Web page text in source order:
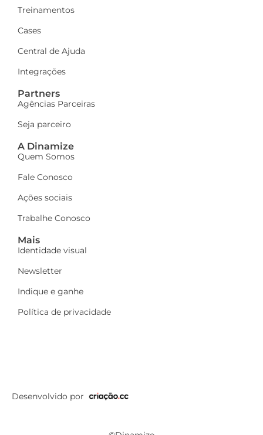
Treinamentos
Cases
Central de Ajuda
Integrações
Partners
Agências Parceiras
Seja parceiro
A Dinamize
Quem Somos
Fale Conosco
Ações sociais
Trabalhe Conosco
Mais
Identidade visual
Newsletter
Indique e ganhe
Política de privacidade
Desenvolvido por